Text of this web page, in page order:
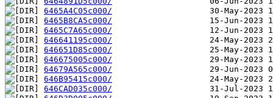
6465A4C05c000/
6465B8CA5c000/
6465C7A65c000/
646641195c000/
646651D85c000/
646675005c000/
64679A565c000/
646B95415c000/
646CAD035c000/